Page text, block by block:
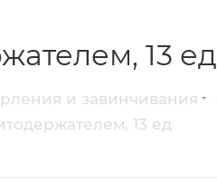
13 ед
и завинчивания
13 ед